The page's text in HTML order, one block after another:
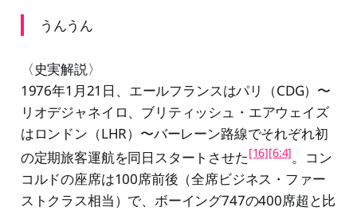
うんうん
〈史実解説〉
1976年1月21日、エールフランスはパリ（CDG）〜
リオデジャネイロ、ブリティッシュ・エアウェイズ
はロンドン（LHR）〜バーレーン路線でそれぞれ初
の定期旅客運航を同日スタートさせた[16][6:4]。コン
コルドの座席は100席前後（全席ビジネス・ファー
ストクラス相当）で、ボーイング747の400席超と比